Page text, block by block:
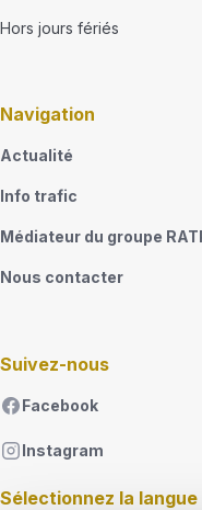
Hors jours fériés
Navigation
Actualité
Info trafic
Médiateur du groupe
Nous contacter
Suivez-nous
Facebook
Instagram
Sélectionnez la langue